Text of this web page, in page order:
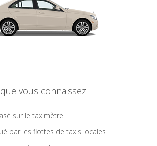
vous connaissez
sur le taximètre
par les flottes de taxis locales